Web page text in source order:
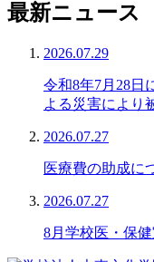
最新ニュース
2026.07.29
令和8年7月28日
よる災害により
2026.07.27
医療費の助成に
2026.07.27
8月学校医・保